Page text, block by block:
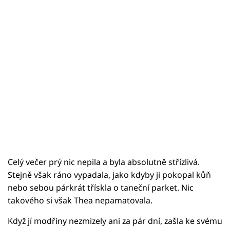
Celý večer prý nic nepila a byla absolutně střízlivá.
Stejně však ráno vypadala, jako kdyby ji pokopal kůň
nebo sebou párkrát třískla o taneční parket. Nic
takového si však Thea nepamatovala.
Když jí modřiny nezmizely ani za pár dní, zašla ke svému